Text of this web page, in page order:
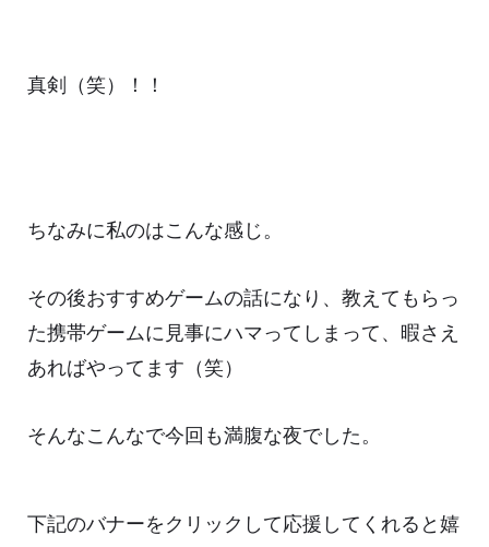
真剣（笑）！！
ちなみに私のはこんな感じ。
その後おすすめゲームの話になり、教えてもらっ
た携帯ゲームに見事にハマってしまって、暇さえ
あればやってます（笑）
そんなこんなで今回も満腹な夜でした。
下記のバナーをクリックして応援してくれると嬉